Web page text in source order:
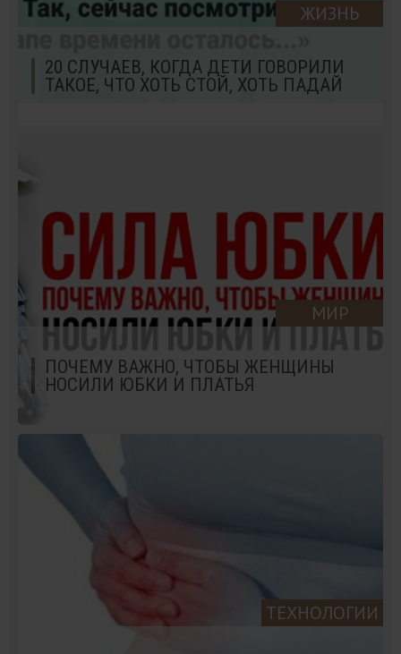
ЖИЗНЬ
20 СЛУЧАЕВ, КОГДА ДЕТИ ГОВОРИЛИ
ТАКОЕ, ЧТО ХОТЬ СТОЙ, ХОТЬ ПАДАЙ
МИР
ПОЧЕМУ ВАЖНО, ЧТОБЫ ЖЕНЩИНЫ
НОСИЛИ ЮБКИ И ПЛАТЬЯ
ТЕХНОЛОГИИ